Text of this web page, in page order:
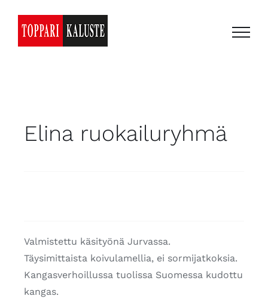
content
Elina ruokailuryhmä
Valmistettu käsityönä Jurvassa.
Täysimittaista koivulamellia, ei sormijatkoksia.
Kangasverhoillussa tuolissa Suomessa kudottu
kangas.